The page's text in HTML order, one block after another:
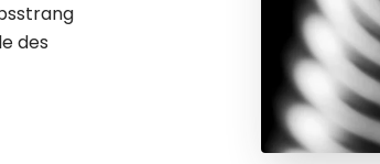
des